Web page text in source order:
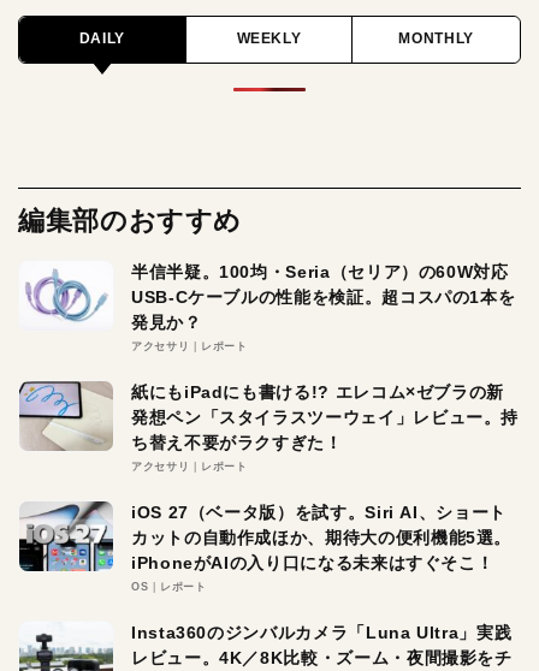
DAILY WEEKLY MONTHLY
編集部のおすすめ
半信半疑。100均・Seria（セリア）の60W対応
USB-Cケーブルの性能を検証。超コスパの1本を
発見か？
アクセサリ レポート
紙にもiPadにも書ける!? エレコム×ゼブラの新
発想ペン「スタイラスツーウェイ」レビュー。持
ち替え不要がラクすぎた！
アクセサリ レポート
iOS 27（ベータ版）を試す。Siri AI、ショート
カットの自動作成ほか、期待大の便利機能5選。
iPhoneがAIの入り口になる未来はすぐそこ！
OS レポート
Insta360のジンバルカメラ「Luna Ultra」実践
レビュー。4K／8K比較・ズーム・夜間撮影をチ